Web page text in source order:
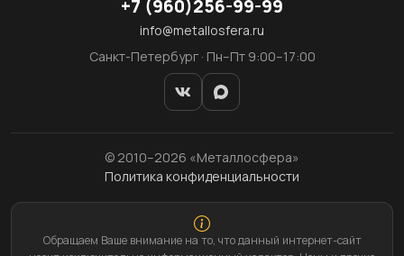
+7 (960)256-99-99
info@metallosfera.ru
Санкт-Петербург · Пн–Пт 9:00–17:00
© 2010–2026 «Металлосфера»
Политика конфиденциальности
Обращаем Ваше внимание на то, что данный интернет-сайт